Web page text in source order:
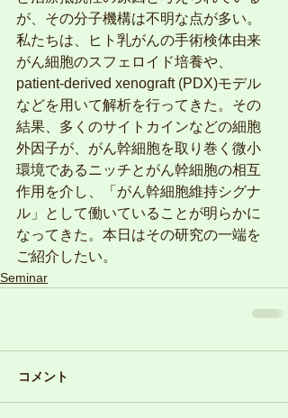
が、その分子機構は不明な点が多い。
私たちは、ヒト乳がんの手術検体由来
がん細胞のスフェロイド培養や、
patient-derived xenograft (PDX)モデル
などを用いて解析を行ってきた。その
結果、多くのサイトカインなどの細胞
外因子が、がん幹細胞を取り巻く微小
環境であるニッチとがん幹細胞の相互
作用を介し、「がん幹細胞維持シグナ
ル」として働いていることが明らかに
なってきた。本日はその研究の一端を
ご紹介したい。
Seminar
コメント